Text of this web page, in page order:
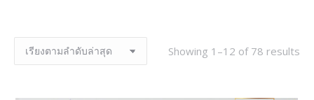
Showing 1–12 of 78 results